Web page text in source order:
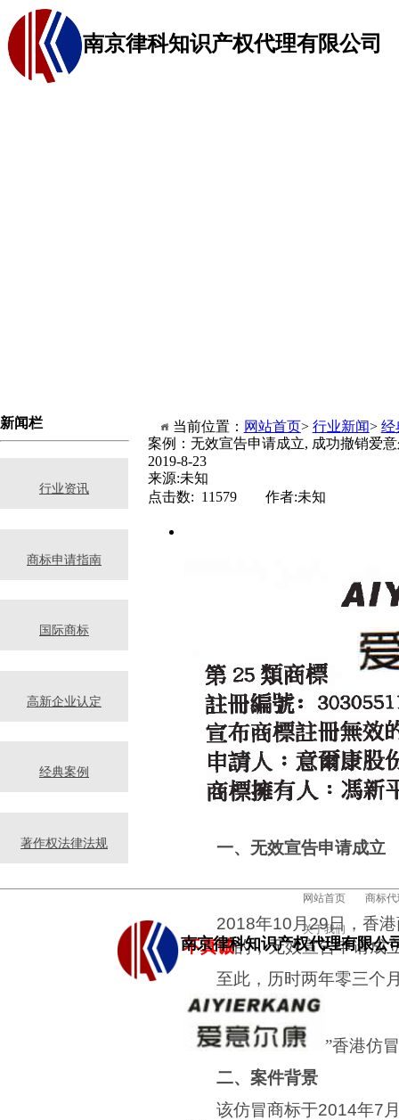
当前位置： 网站首页> 行业新闻> 经
新闻栏
案例：无效宣告申请成立, 成功撤销爱
2019-8-23
来源:未知
点击数: 11579 作者:未知
一、无效宣告申请成立
2018年10 月29日，香
不真诚的，无效宣告申请成
至此，历时两年零三个
”香港仿
二、案件背景
该仿冒商标于2014年7
南京律科知识产权代理有限公司
行业资讯
商标申请指南
国际商标
高新企业认定
经典案例
著作权法律法规
网站首页 商标
关于我们
南京律科知识产权代理有限公